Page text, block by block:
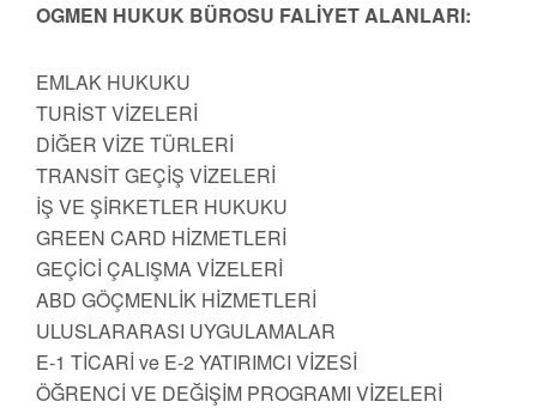
OGMEN HUKUK BÜROSU FALİYET ALANLARI:
EMLAK HUKUKU
TURİST VİZELERİ
DİĞER VİZE TÜRLERİ
TRANSİT GEÇİŞ VİZELERİ
İŞ VE ŞİRKETLER HUKUKU
GREEN CARD HİZMETLERİ
GEÇİCİ ÇALIŞMA VİZELERİ
ABD GÖÇMENLİK HİZMETLERİ
ULUSLARARASI UYGULAMALAR
E-1 TİCARİ ve E-2 YATIRIMCI VİZESİ
ÖĞRENCİ VE DEĞİŞİM PROGRAMI VİZELERİ